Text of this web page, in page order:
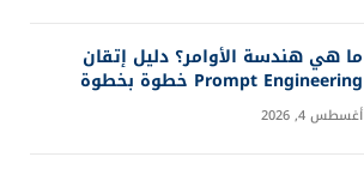
ما هي هندسة الأوامر؟ دليل إتقان
Prompt Engineering خطوة بخطوة
أغسطس 4, 2026